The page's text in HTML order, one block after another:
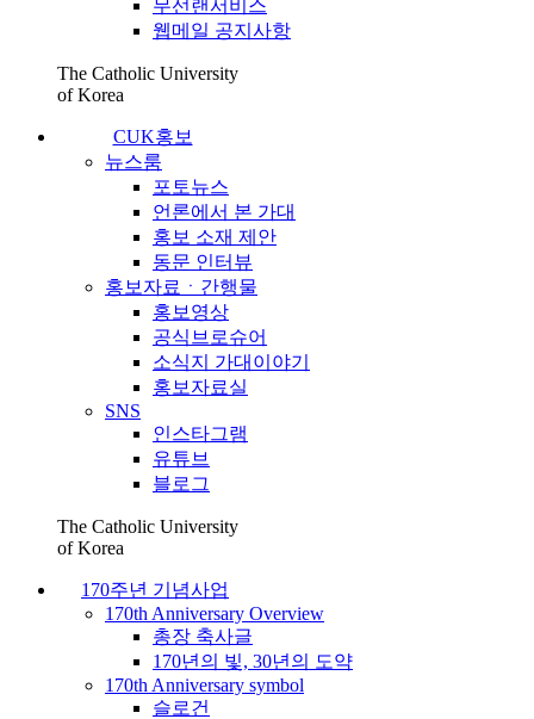
무선랜서비스
웹메일 공지사항
The Catholic University
of Korea
CUK홍보
뉴스룸
포토뉴스
언론에서 본 가대
홍보 소재 제안
동문 인터뷰
홍보자료ㆍ간행물
홍보영상
공식브로슈어
소식지 가대이야기
홍보자료실
SNS
인스타그램
유튜브
블로그
The Catholic University
of Korea
170주년 기념사업
170th Anniversary Overview
총장 축사글
170년의 빛, 30년의 도약
170th Anniversary symbol
슬로건